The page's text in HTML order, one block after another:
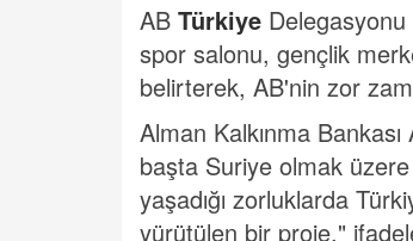
AB Türkiye
spor salonu, gençlik
belirterek, AB'nin zor
Alman Kalkınma
başta Suriye olmak
yaşadığı zorluklarda
yürütülen bir proje."